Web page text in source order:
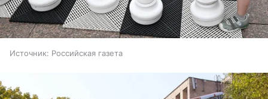
Источник: Российская газета